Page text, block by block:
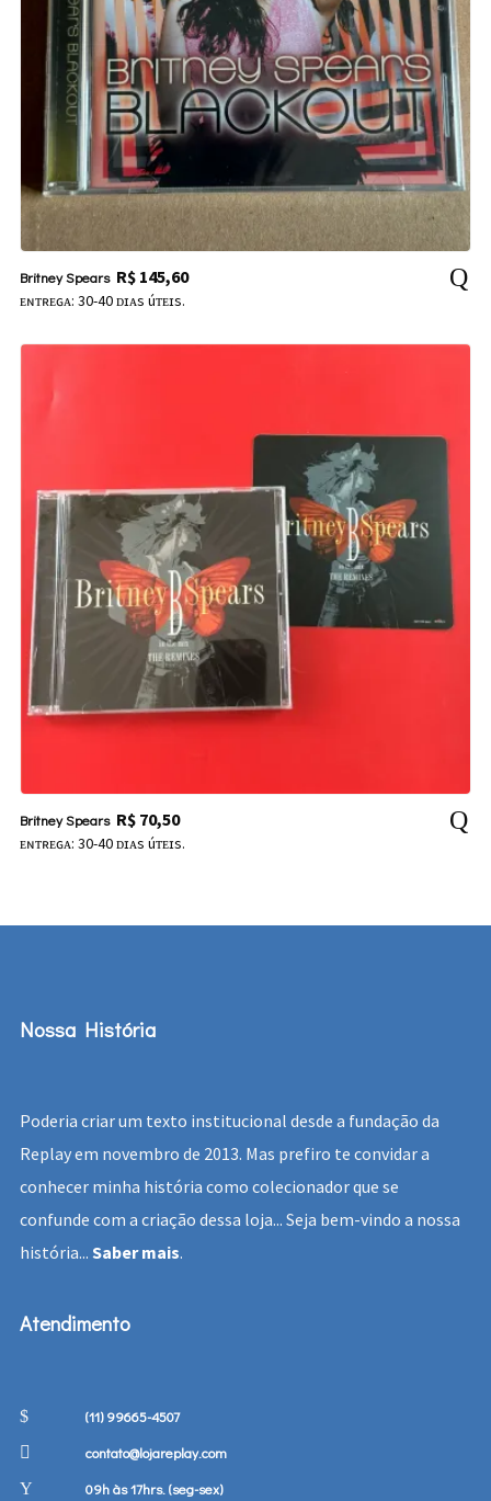
Britney Spears R$145,60
ᴇɴᴛʀᴇɢᴀ: 30-40 ᴅɪᴀs úᴛᴇɪs.
Britney Spears R$70,50
ᴇɴᴛʀᴇɢᴀ: 30-40 ᴅɪᴀs úᴛᴇɪs.
Nossa História
Poderia criar um texto institucional desde a fundação da
Replay em novembro de 2013. Mas prefiro te convidar a
conhecer minha história como colecionador que se
confunde com a criação dessa loja... Seja bem-vindo a nossa
história... Saber mais.
Atendimento
(11) 99665-4507
contato@lojareplay.com
09h às 17hrs. (seg-sex)